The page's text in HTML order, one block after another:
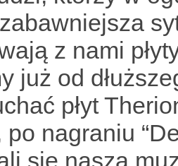
z nami
już od
płyt
nagraniu
się naszą